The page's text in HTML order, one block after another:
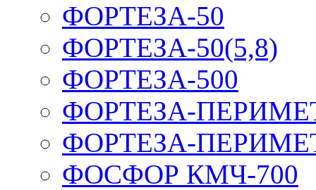
ФОРТЕЗА-50
ФОРТЕЗА-50(5,8)
ФОРТЕЗА-500
ФОРТЕЗА-
ФОРТЕЗА-
ФОСФОР КМЧ-700